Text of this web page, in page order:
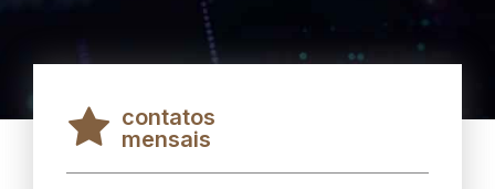
contatos
mensais